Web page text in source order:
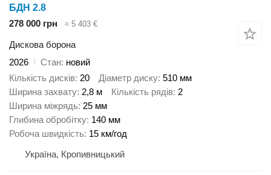
БДН 2.8
278 000 грн
≈ 5 403 €
Дискова борона
2026
Стан новий
Кількість дисків 20 Діаметр диску 510 мм
Ширина захвату 2,8 м Кількість рядів 2
Ширина міжрядь 25 мм
Глибина обробітку 140 мм
Робоча швидкість 15 км/год
Україна, Кропивницький